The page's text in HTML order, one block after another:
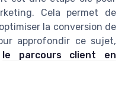
Cela permet de
la conversion de
approfondir ce sujet,
le parcours client en